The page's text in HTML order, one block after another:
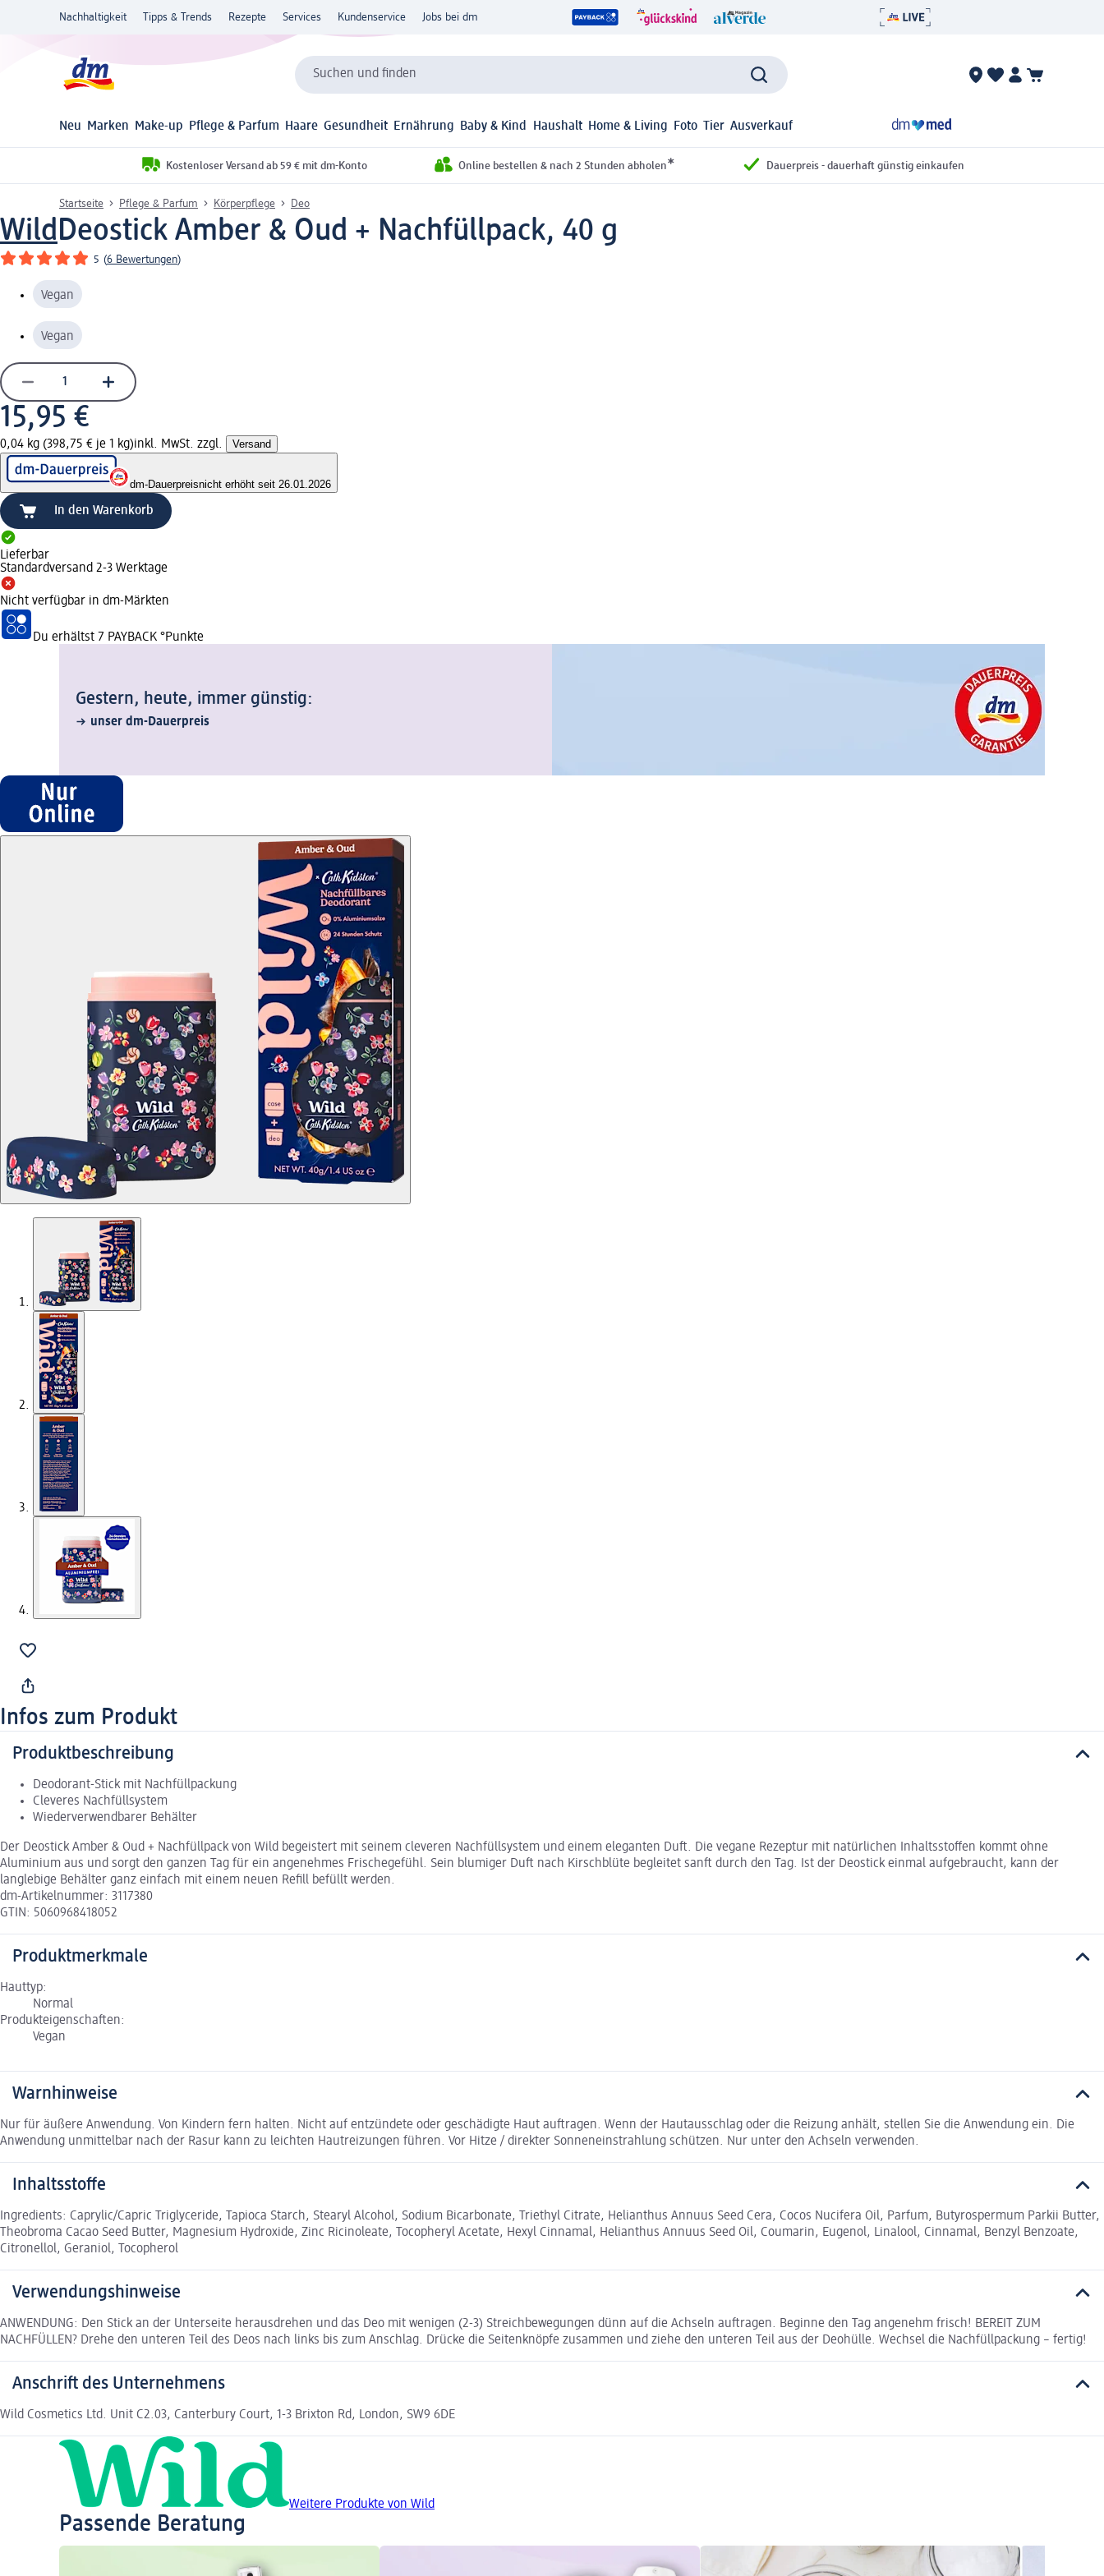
Nachhaltigkeit Tipps & Trends Rezepte Services Kundenservice Jobs bei dm
Suchen und finden
Neu Marken Make-up Pflege & Parfum Haare Gesundheit Ernährung Baby & Kind Haushalt Home & Living Foto Tier Ausverkauf
Kostenloser Versand ab 59 € mit dm-Konto Online bestellen & nach 2 Stunden abholen* Dauerpreis - dauerhaft günstig einkaufen
Startseite Pflege & Parfum Körperpflege Deo
WildDeostick Amber & Oud + Nachfüllpack, 40 g
5 (6 Bewertungen)
Vegan
Vegan
15,95 €
0,04 kg (398,75 € je 1 kg)inkl. MwSt. zzgl. Versand
dm-Dauerpreisnicht erhöht seit 26.01.2026
In den Warenkorb
Lieferbar
Standardversand 2-3 Werktage
Nicht verfügbar in dm-Märkten
Du erhältst 7 PAYBACK °Punkte
Gestern, heute, immer günstig:
unser dm-Dauerpreis
Infos zum Produkt
Produktbeschreibung
Deodorant-Stick mit Nachfüllpackung
Cleveres Nachfüllsystem
Wiederverwendbarer Behälter
Der Deostick Amber & Oud + Nachfüllpack von Wild begeistert mit seinem cleveren Nachfüllsystem und einem eleganten Duft. Die vegane Rezeptur mit natürlichen Inhaltsstoffen kommt ohne
Aluminium aus und sorgt den ganzen Tag für ein angenehmes Frischegefühl. Sein blumiger Duft nach Kirschblüte begleitet sanft durch den Tag. Ist der Deostick einmal aufgebraucht, kann der
langlebige Behälter ganz einfach mit einem neuen Refill befüllt werden.
dm-Artikelnummer: 3117380
GTIN: 5060968418052
Produktmerkmale
Hauttyp:
Normal
Produkteigenschaften:
Vegan
Warnhinweise
Nur für äußere Anwendung. Von Kindern fern halten. Nicht auf entzündete oder geschädigte Haut auftragen. Wenn der Hautausschlag oder die Reizung anhält, stellen Sie die Anwendung ein. Die
Anwendung unmittelbar nach der Rasur kann zu leichten Hautreizungen führen. Vor Hitze / direkter Sonneneinstrahlung schützen. Nur unter den Achseln verwenden.
Inhaltsstoffe
Ingredients: Caprylic/Capric Triglyceride, Tapioca Starch, Stearyl Alcohol, Sodium Bicarbonate, Triethyl Citrate, Helianthus Annuus Seed Cera, Cocos Nucifera Oil, Parfum, Butyrospermum Parkii Butter,
Theobroma Cacao Seed Butter, Magnesium Hydroxide, Zinc Ricinoleate, Tocopheryl Acetate, Hexyl Cinnamal, Helianthus Annuus Seed Oil, Coumarin, Eugenol, Linalool, Cinnamal, Benzyl Benzoate,
Citronellol, Geraniol, Tocopherol
Verwendungshinweise
ANWENDUNG: Den Stick an der Unterseite herausdrehen und das Deo mit wenigen (2-3) Streichbewegungen dünn auf die Achseln auftragen. Beginne den Tag angenehm frisch! BEREIT ZUM
NACHFÜLLEN? Drehe den unteren Teil des Deos nach links bis zum Anschlag. Drücke die Seitenknöpfe zusammen und ziehe den unteren Teil aus der Deohülle. Wechsel die Nachfüllpackung – fertig!
Anschrift des Unternehmens
Wild Cosmetics Ltd. Unit C2.03, Canterbury Court, 1-3 Brixton Rd, London, SW9 6DE
Weitere Produkte von Wild
Passende Beratung